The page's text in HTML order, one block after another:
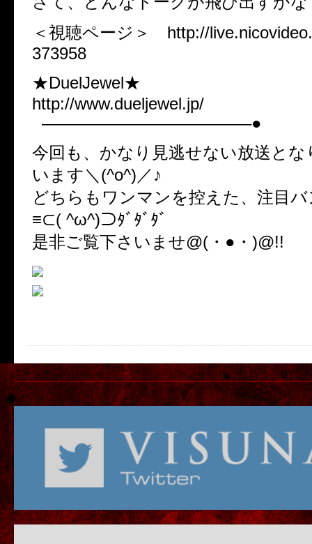
＜視聴ページ＞ http://
373958
★DuelJewel★
http://www.dueljewel.jp/
————————————–●
今回も、かなり見逃せない放送と
います＼(^o^)／♪
どちらもワンマンを控えた、注目
≡⊂( ^ω^)⊃ﾀﾞﾀﾞﾀﾞ
是非ご覧下さいませ@(・●・)@!!